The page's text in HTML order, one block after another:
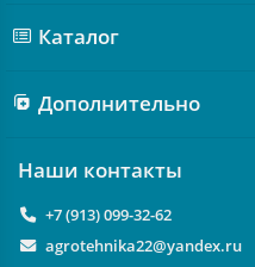
Каталог
Дополнительно
Наши контакты
+7 (913) 099-32-62
agrotehnika22@yandex.ru